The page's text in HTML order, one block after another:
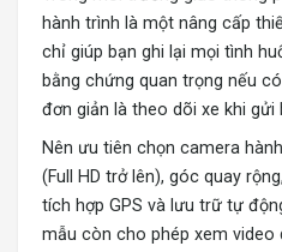
hành trình là một nâng cấp
chỉ giúp bạn ghi lại mọi tình
bằng chứng quan trọng nếu
đơn giản là theo dõi xe khi gửi
Nên ưu tiên chọn camera
(Full HD trở lên), góc quay
tích hợp GPS và lưu trữ tự
mẫu còn cho phép xem